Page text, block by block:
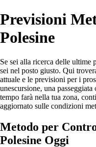
Previsioni
Polesine
Se sei alla ricerca delle ultime
sei nel posto giusto. Qui
attuale e le previsioni per i
unescursione, una
tempo farà nella tua zona,
aggiornato sulle condizioni
Metodo per
Polesine Oggi